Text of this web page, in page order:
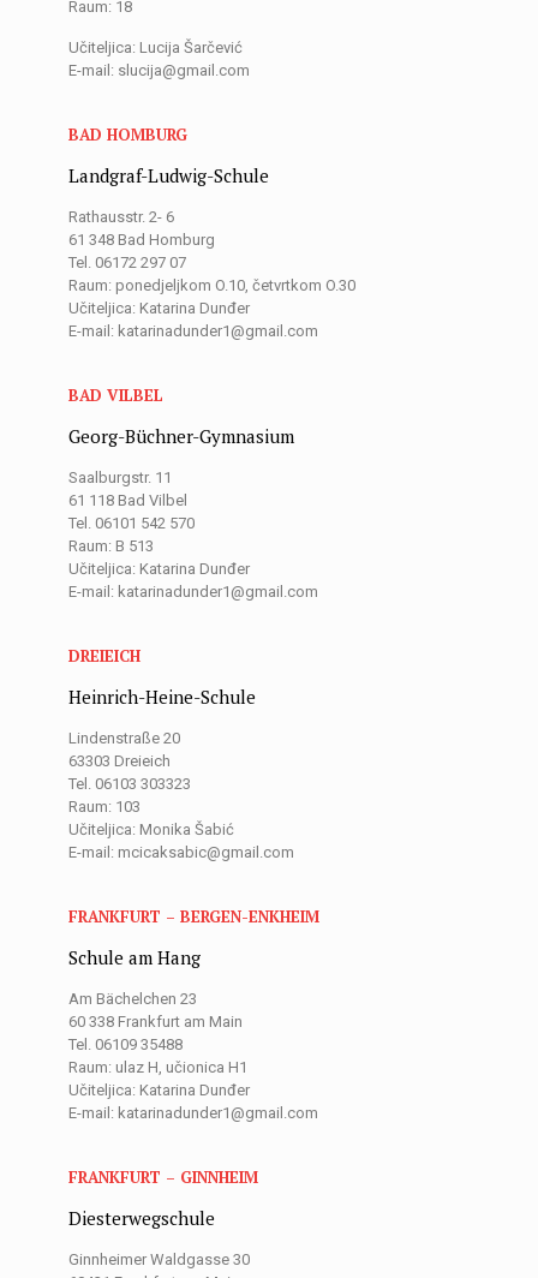
Raum: 18
Učiteljica: Lucija Šarčević
E-mail: slucija@gmail.com
BAD HOMBURG
Landgraf-Ludwig-Schule
Rathausstr. 2- 6
61 348 Bad Homburg
Tel. 06172 297 07
Raum: ponedjeljkom O.10, četvrtkom O.30
Učiteljica: Katarina Dunđer
E-mail: katarinadunder1@gmail.com
BAD VILBEL
Georg-Büchner-Gymnasium
Saalburgstr. 11
61 118 Bad Vilbel
Tel. 06101 542 570
Raum: B 513
Učiteljica: Katarina Dunđer
E-mail: katarinadunder1@gmail.com
DREIEICH
Heinrich-Heine-Schule
Lindenstraße 20
63303 Dreieich
Tel. 06103 303323
Raum: 103
Učiteljica: Monika Šabić
E-mail: mcicaksabic@gmail.com
FRANKFURT – BERGEN-ENKHEIM
Schule am Hang
Am Bächelchen 23
60 338 Frankfurt am Main
Tel. 06109 35488
Raum: ulaz H, učionica H1
Učiteljica: Katarina Dunđer
E-mail: katarinadunder1@gmail.com
FRANKFURT – GINNHEIM
Diesterwegschule
Ginnheimer Waldgasse 30